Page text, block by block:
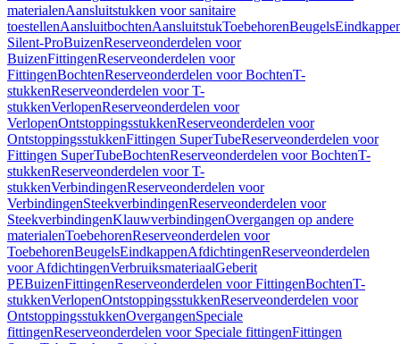
materialenAansluitstukken voor sanitaire
toestellenAansluitbochtenAansluitstukToebehorenBeugels
Silent-ProBuizenReserveonderdelen voor
BuizenFittingenReserveonderdelen voor
FittingenBochtenReserveonderdelen voor BochtenT-
stukkenReserveonderdelen voor T-
stukkenVerlopenReserveonderdelen voor
VerlopenOntstoppingsstukkenReserveonderdelen voor
OntstoppingsstukkenFittingen SuperTubeReserveonderdelen voor
Fittingen SuperTubeBochtenReserveonderdelen voor BochtenT-
stukkenReserveonderdelen voor T-
stukkenVerbindingenReserveonderdelen voor
VerbindingenSteekverbindingenReserveonderdelen voor
SteekverbindingenKlauwverbindingenOvergangen op andere
materialenToebehorenReserveonderdelen voor
ToebehorenBeugelsEindkappenAfdichtingenReserveonderdelen
voor AfdichtingenVerbruiksmateriaalGeberit
PEBuizenFittingenReserveonderdelen voor FittingenBochtenT-
stukkenVerlopenOntstoppingsstukkenReserveonderdelen voor
OntstoppingsstukkenOvergangenSpeciale
fittingenReserveonderdelen voor Speciale fittingenFittingen